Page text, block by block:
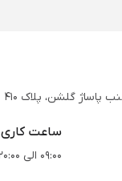
پاساژ گلشن، پلاک 410
ساعت کاری
09:00 الی 20:00